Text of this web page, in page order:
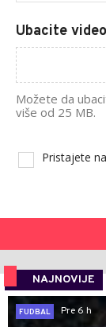
Ubacite
Možete da
više od 25 MB.
Pristajete na
NAJNOVIJE
FUDBAL
Pre 6 h